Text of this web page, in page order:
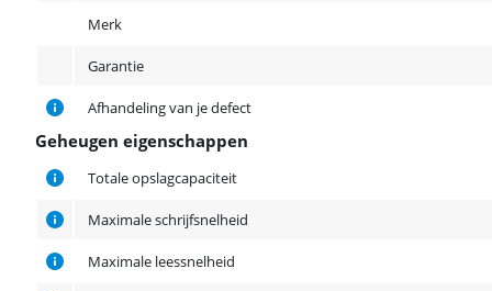
Merk
Garantie
Afhandeling van je defect
Geheugen eigenschappen
Geheugen eigenschappen
Totale opslagcapaciteit
Maximale schrijfsnelheid
Maximale leessnelheid